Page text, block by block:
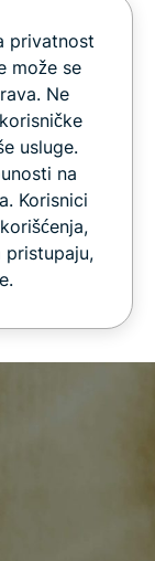
privatnost
može se
Ne
usluge.
na
Korisnici
pristupaju,